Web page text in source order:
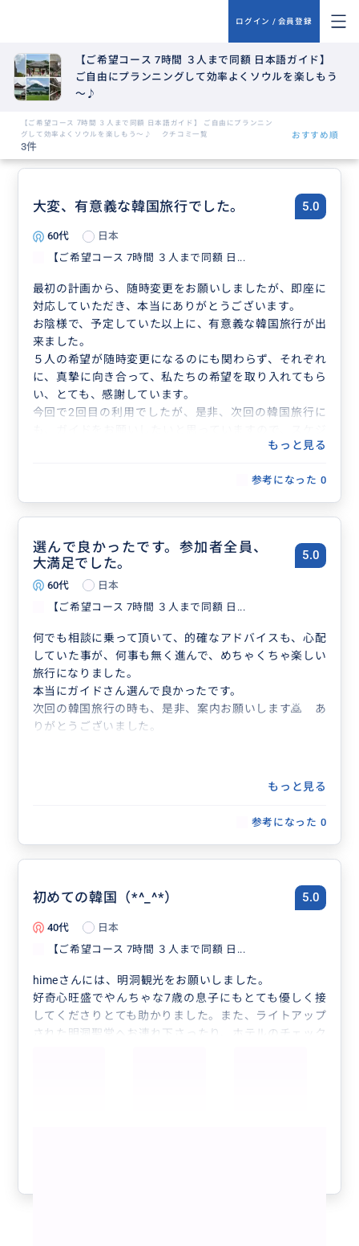
ログイン / 会員登録
【ご希望コース 7時間 ３人まで同額 日本語ガイド】
ご自由にプランニングして効率よくソウルを楽しもう
～♪
【ご希望コース 7時間 ３人まで同額 日本語ガイド】 ご自由にプランニン
グして効率よくソウルを楽しもう～♪ クチコミ一覧
3件
おすすめ順
大変、有意義な韓国旅行でした。 5.0
60代
日本
【ご希望コース 7時間 ３人まで同額 日...
最初の計画から、随時変更をお願いしましたが、即座に
対応していただき、本当にありがとうございます。
お陰様で、予定していた以上に、有意義な韓国旅行が出
来ました。
５人の希望が随時変更になるのにも関わらず、それぞれ
に、真摯に向き合って、私たちの希望を取り入れてもら
い、とても、感謝しています。
今回で2回目の利用でしたが、是非、次回の韓国旅行に
ュールが合えば、よろしくお願いします。 本当にあり
もっと見る
参考になった 0
選んで良かったです。参加者全員、
大満足でした。
5.0
60代
日本
【ご希望コース 7時間 ３人まで同額 日...
何でも相談に乗って頂いて、的確なアドバイスも、心配
していた事が、何事も無く進んで、めちゃくちゃ楽しい
旅行になりました。
本当にガイドさん選んで良かったです。
次回の韓国旅行の時も、是非、案内お願いします🙇 あ
りがとうございました。
もっと見る
参考になった 0
初めての韓国（*^_^*） 5.0
40代
日本
【ご希望コース 7時間 ３人まで同額 日...
himeさんには、明洞観光をお願いしました。
好奇心旺盛でやんちゃな7歳の息子にもとても優しく接
してくださりとても助かりました。また、ライトアップ
された明洞聖堂へお連れ下さったり、ホテルのチェック